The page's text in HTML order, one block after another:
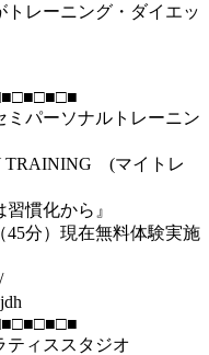
レーニング・ダイエッ
パーソナルトレーニン
(マイトレ
から』
分）現在無料体験実施
ススタジオ